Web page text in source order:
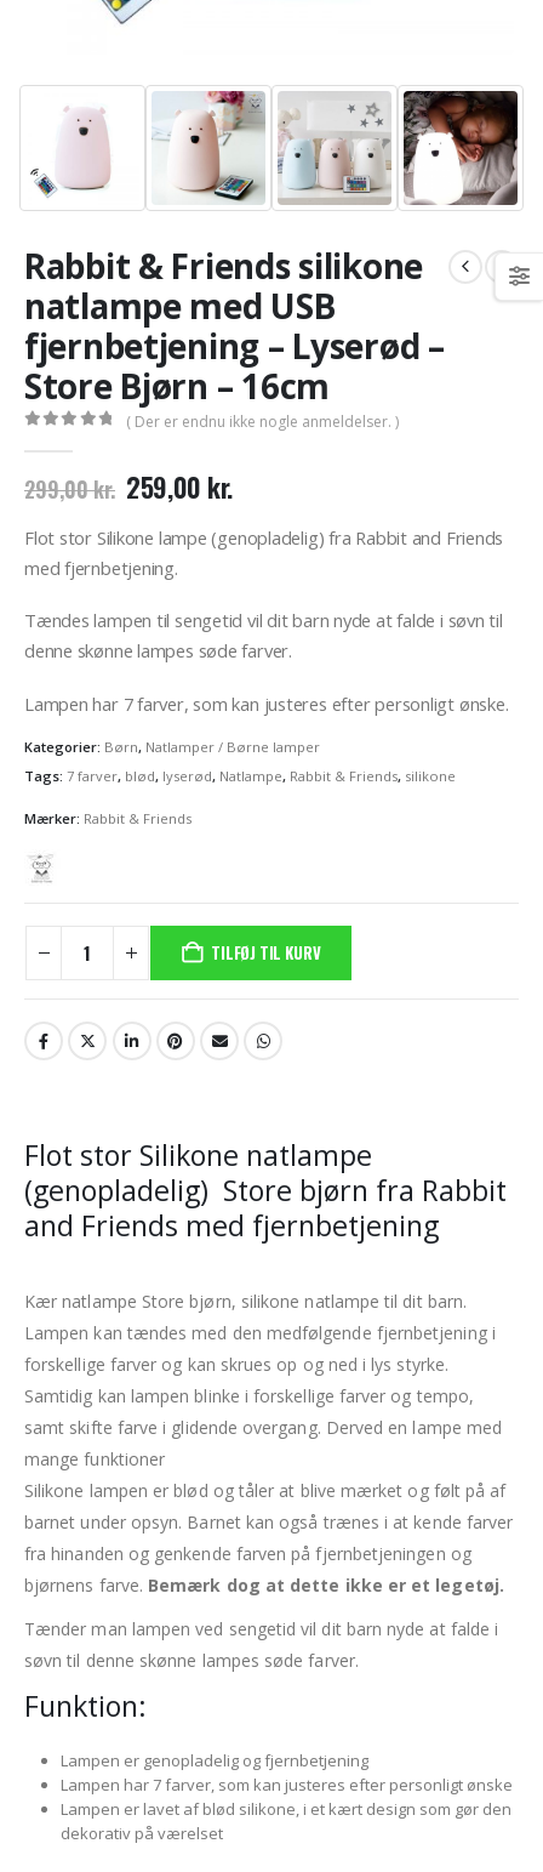
Rabbit & Friends silikone
natlampe med USB
fjernbetjening – Lyserød –
Store Bjørn – 16cm
( Der er endnu ikke nogle anmeldelser. )
299,00kr. Den
oprindelige
pris
var:
299,00 kr..
259,00 kr.Den
aktuelle
pris
Flot stor Silikone lampe (genopladelig) fra Rabbit and Friends
med fjernbetjening.
Tændes lampen til sengetid vil dit barn nyde at falde i søvn til
denne skønne lampes søde farver.
Lampen har 7 farver, som kan justeres efter personligt ønske.
Kategorier: Børn, Natlamper / Børne lamper
Tags: 7 farver, blød, lyserød, Natlampe, Rabbit & Friends, silikone
Mærker: Rabbit & Friends
TILFØJ TIL KURV
Flot stor Silikone natlampe
(genopladelig) Store bjørn fra Rabbit
and Friends med fjernbetjening
Kær natlampe Store bjørn, silikone natlampe til dit barn.
Lampen kan tændes med den medfølgende fjernbetjening i
forskellige farver og kan skrues op og ned i lys styrke.
Samtidig kan lampen blinke i forskellige farver og tempo,
samt skifte farve i glidende overgang. Derved en lampe med
mange funktioner
Silikone lampen er blød og tåler at blive mærket og følt på af
barnet under opsyn. Barnet kan også trænes i at kende farver
fra hinanden og genkende farven på fjernbetjeningen og
bjørnens farve. Bemærk dog at dette ikke er et legetøj.
Tænder man lampen ved sengetid vil dit barn nyde at falde i
søvn til denne skønne lampes søde farver.
Funktion:
Lampen er genopladelig og fjernbetjening
Lampen har 7 farver, som kan justeres efter personligt ønske
Lampen er lavet af blød silikone, i et kært design som gør den
dekorativ på værelset